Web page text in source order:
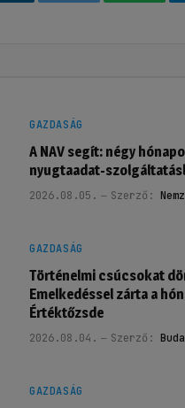
GAZDASÁG
A NAV segít: négy
nyugtaadat-
2026.08.05. Szerző:
GAZDASÁG
Történelmi csúcsokat
Emelkedéssel zárta a
Értéktőzsde
2026.08.04. Szerző:
GAZDASÁG